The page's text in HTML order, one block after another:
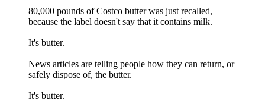
80,000 pounds of Costco butter was just recalled,
because the label doesn't say that it contains milk.
It's butter.
News articles are telling people how they can return, or
safely dispose of, the butter.
It's butter.